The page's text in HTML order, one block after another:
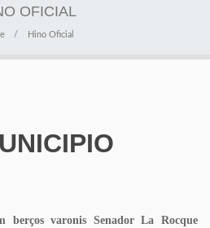
OFICIAL
Hino Oficial
berços varonis Senador La Rocque